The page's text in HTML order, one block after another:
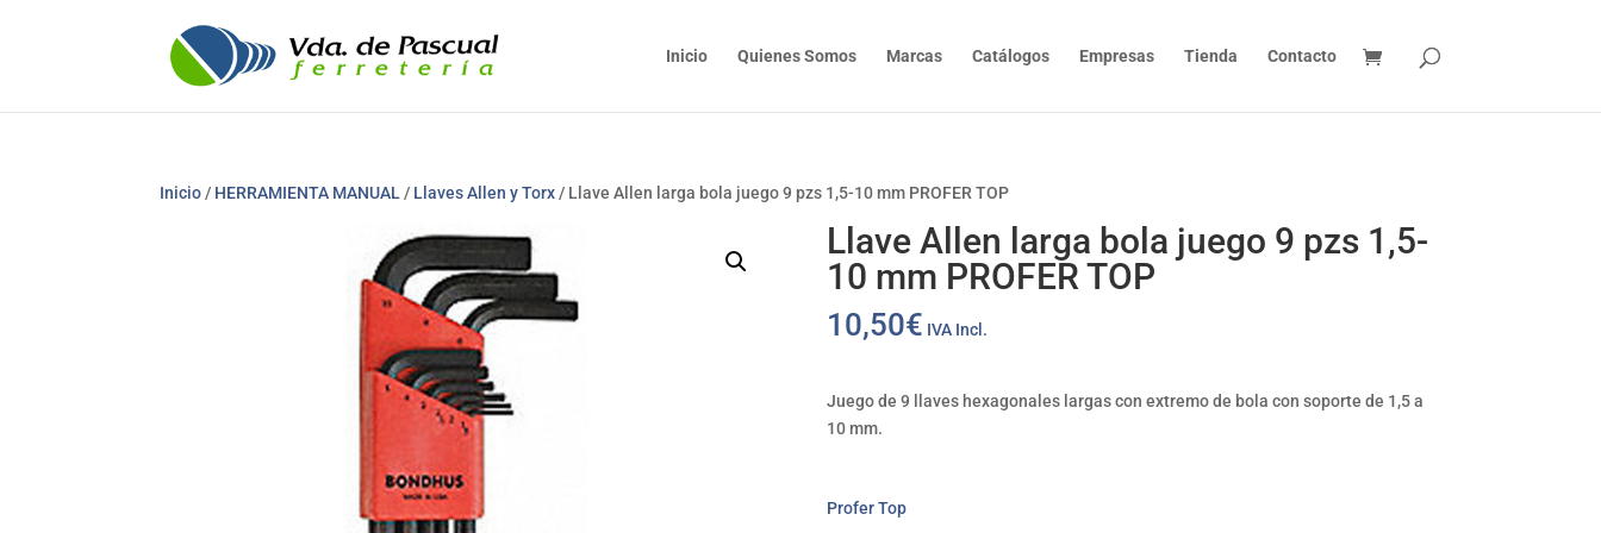
Inicio Quienes Somos Marcas Catálogos Empresas Tienda Contacto
Inicio / HERRAMIENTA MANUAL / Llaves Allen y Torx / Llave Allen larga bola juego 9 pzs 1,5-10 mm PROFER TOP
Llave Allen larga bola juego 9 pzs 1,5-
10 mm PROFER TOP
10,50€ IVA Incl.
Juego de 9 llaves hexagonales largas con extremo de bola con soporte de 1,5 a
10 mm.
Profer Top